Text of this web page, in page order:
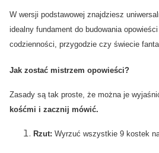
W wersji podstawowej znajdziesz
idealny fundament do budowania
codzienności, przygodzie czy świecie
Jak zostać mistrzem opowieści?
Zasady są tak proste, że można je
kośćmi i zacznij mówić.
Rzut: Wyrzuć wszystkie 9 kostek